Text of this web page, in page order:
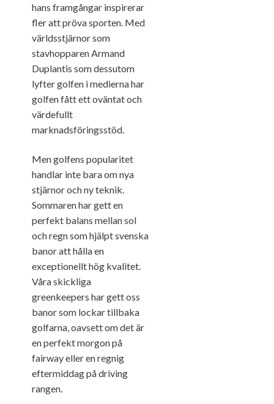
hans framgångar inspirerar
fler att pröva sporten. Med
världsstjärnor som
stavhopparen Armand
Duplantis som dessutom
lyfter golfen i medierna har
golfen fått ett oväntat och
värdefullt
marknadsföringsstöd​​​.
Men golfens popularitet
handlar inte bara om nya
stjärnor och ny teknik.
Sommaren har gett en
perfekt balans mellan sol
och regn som hjälpt svenska
banor att hålla en
exceptionellt hög kvalitet.
Våra skickliga
greenkeepers har gett oss
banor som lockar tillbaka
golfarna, oavsett om det är
en perfekt morgon på
fairway eller en regnig
eftermiddag på driving
rangen​.